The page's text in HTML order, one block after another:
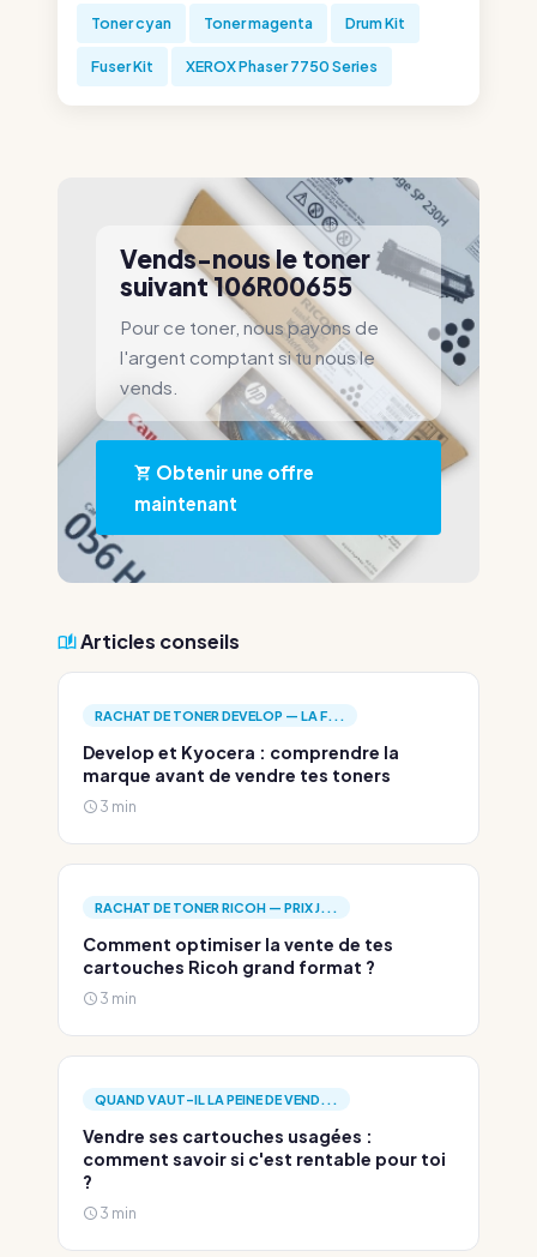
Toner cyan Toner magenta Drum Kit
Fuser Kit XEROX Phaser 7750 Series
Vends-nous le toner
suivant 106R00655
Pour ce toner, nous payons de
l'argent comptant si tu nous le
vends.
Obtenir une offre
maintenant
Articles conseils
RACHAT DE TONER DEVELOP — LA F...
Develop et Kyocera : comprendre la
marque avant de vendre tes toners
3 min
RACHAT DE TONER RICOH — PRIX J...
Comment optimiser la vente de tes
cartouches Ricoh grand format ?
3 min
QUAND VAUT-IL LA PEINE DE VEND...
Vendre ses cartouches usagées :
comment savoir si c'est rentable pour toi
?
3 min